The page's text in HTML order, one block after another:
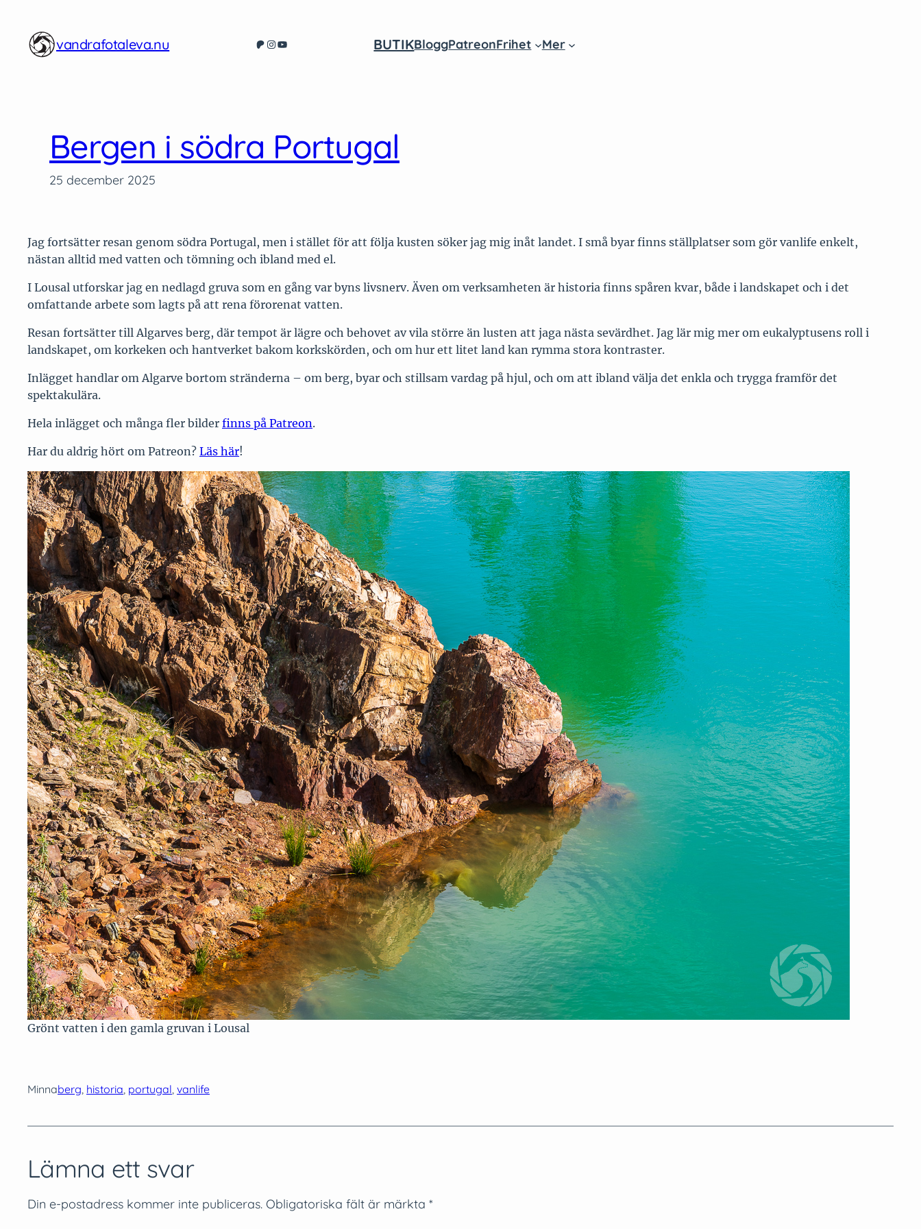
innehåll vandrafotaleva.nu Patreon
Instagram
YouTube BUTIKBloggPatreonFrihet Mer
Bergen i södra Portugal
25 december 2025
Jag fortsätter resan genom södra Portugal, men i stället för att följa kusten söker jag mig inåt landet. I små byar finns ställplatser som gör vanlife enkelt,
nästan alltid med vatten och tömning och ibland med el.
I Lousal utforskar jag en nedlagd gruva som en gång var byns livsnerv. Även om verksamheten är historia finns spåren kvar, både i landskapet och i det
omfattande arbete som lagts på att rena förorenat vatten.
Resan fortsätter till Algarves berg, där tempot är lägre och behovet av vila större än lusten att jaga nästa sevärdhet. Jag lär mig mer om eukalyptusens roll i
landskapet, om korkeken och hantverket bakom korkskörden, och om hur ett litet land kan rymma stora kontraster.
Inlägget handlar om Algarve bortom stränderna – om berg, byar och stillsam vardag på hjul, och om att ibland välja det enkla och trygga framför det
spektakulära.
Hela inlägget och många fler bilder finns på Patreon.
Har du aldrig hört om Patreon? Läs här!
Grönt vatten i den gamla gruvan i Lousal
Minnaberg historia portugal vanlife
Lämna ett svar
Din e-postadress kommer inte publiceras. Obligatoriska fält är märkta *